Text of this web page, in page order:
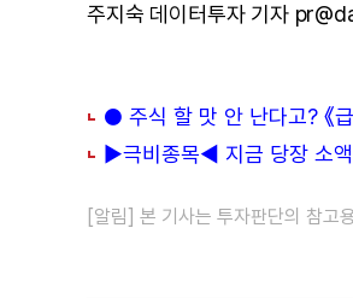
주지숙 데이터투자 기자
● 주식 할 맛 안 난다고? 《
▶극비종목◀ 지금 당장 소
[알림] 본 기사는 투자판단의 참고